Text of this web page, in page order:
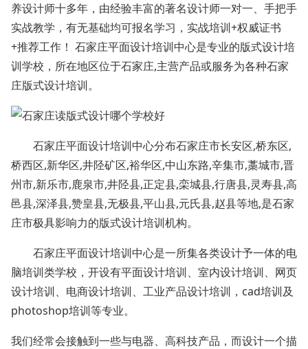
养设计师十多年，由经验丰富的著名设计师一对一、手把手
实战教学，有无基础均可报名学习，实战培训+权威证书
+推荐工作！ 石家庄平面设计培训中心是专业的版式设计培
训学校，所在地区位于石家庄,主营产品或服务为各种石家
庄版式设计培训。
石家庄平面设计培训中心分布石家庄市长安区,桥东区,
桥西区,新华区,井陉矿区,裕华区,中山东路,辛集市,藁城市,晋
州市,新乐市,鹿泉市,井陉县,正定县,栾城县,行唐县,灵寿县,高
邑县,深泽县,赞皇县,无极县,平山县,元氏县,赵县等地,是石家
庄市极具影响力的版式设计培训机构。
石家庄平面设计培训中心是一所集各类设计予一体的电
脑培训类学校，开设有平面设计培训、室内设计培训、网页
设计培训、电商设计培训、工业产品设计培训，cad培训及
photoshop培训等专业。
我们经常会接触到一些与电器、高科技产品，而设计一个描